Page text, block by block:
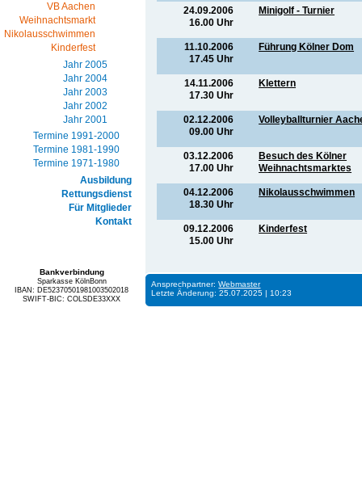
VB Aachen
Weihnachtsmarkt
Nikolausschwimmen
Kinderfest
Jahr 2005
Jahr 2004
Jahr 2003
Jahr 2002
Jahr 2001
Termine 1991-2000
Termine 1981-1990
Termine 1971-1980
Ausbildung
Rettungsdienst
Für Mitglieder
Kontakt
Bankverbindung
Sparkasse KölnBonn
IBAN: DE52370501981003502018
SWIFT-BIC: COLSDE33XXX
24.09.2006
16.00 Uhr
Minigolf - Turnier
11.10.2006
17.45 Uhr
Führung Kölner Dom
14.11.2006
17.30 Uhr
Klettern
02.12.2006
09.00 Uhr
Volleyballturnier
03.12.2006
17.00 Uhr
Besuch des Kölner
Weihnachtsmarktes
04.12.2006
18.30 Uhr
Nikolausschwimmen
09.12.2006
15.00 Uhr
Kinderfest
Ansprechpartner:Webmaster
Letzte Änderung: 25.07.2025 | 10:23